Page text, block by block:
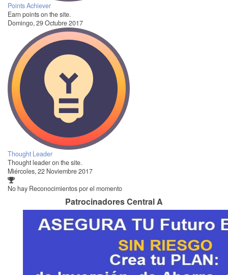
Points Achiever
Earn points on the site.
Domingo, 29 Octubre 2017
Thought Leader
Thought leader on the site.
Miércoles, 22 Noviembre 2017
No hay Reconocimientos por el momento
Patrocinadores Central A